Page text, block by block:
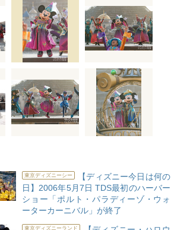
東京ディズニーシー
【ディズニー今日は何の
日】2006年5月7日 TDS最初のハーバー
ショー「ポルト・パラディーゾ・ウォ
ーターカーニバル」が終了
東京ディズニーランド